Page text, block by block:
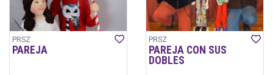
PRSZ
PAREJA
PRSZ
PAREJA CON SUS
DOBLES